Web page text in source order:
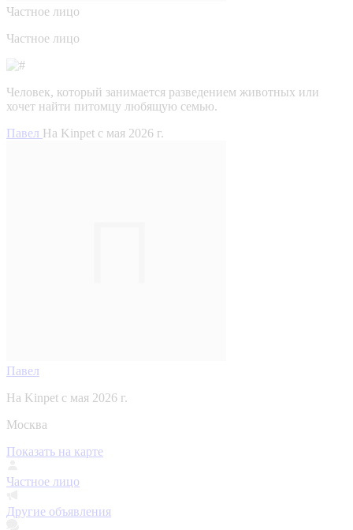
Частное лицо
Частное лицо
Человек, который занимается разведением животных или
хочет найти питомцу любящую семью.
Павел На Kinpet c мая 2026 г.
Павел
На Kinpet c мая 2026 г.
Москва
Показать на карте
Частное лицо
Другие объявления